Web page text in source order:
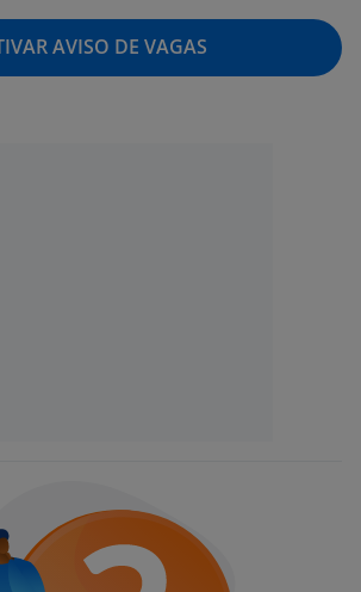
AVISO DE VAGAS